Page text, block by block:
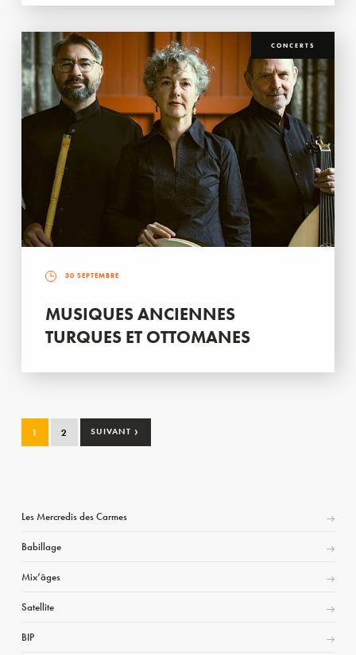
CONCERTS
30 SEPTEMBRE
MUSIQUES ANCIENNES
TURQUES ET OTTOMANES
1 2 SUIVANT ›
Les Mercredis des Carmes
Babillage
Mix’âges
Satellite
BIP